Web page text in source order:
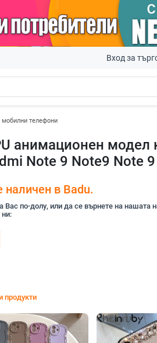
Вход за
телефони
анимационен модел
Note 9 Note9 Note
в Badu.
по-долу, или да се върнете на нашата
продукти